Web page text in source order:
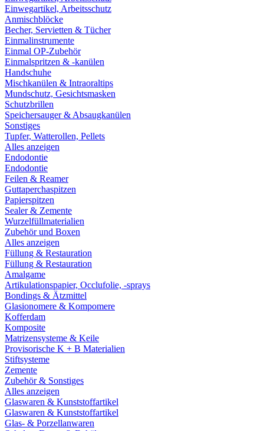
Einwegartikel, Arbeitsschutz
Anmischblöcke
Becher, Servietten & Tücher
Einmalinstrumente
Einmal OP-Zubehör
Einmalspritzen & -kanülen
Handschuhe
Mischkanülen & Intraoraltips
Mundschutz, Gesichtsmasken
Schutzbrillen
Speichersauger & Absaugkanülen
Sonstiges
Tupfer, Watterollen, Pellets
Alles anzeigen
Endodontie
Endodontie
Feilen & Reamer
Guttaperchaspitzen
Papierspitzen
Sealer & Zemente
Wurzelfüllmaterialien
Zubehör und Boxen
Alles anzeigen
Füllung & Restauration
Füllung & Restauration
Amalgame
Artikulationspapier, Occlufolie, -sprays
Bondings & Ätzmittel
Glasionomere & Kompomere
Kofferdam
Komposite
Matrizensysteme & Keile
Provisorische K + B Materialien
Stiftsysteme
Zemente
Zubehör & Sonstiges
Alles anzeigen
Glaswaren & Kunststoffartikel
Glaswaren & Kunststoffartikel
Glas- & Porzellanwaren